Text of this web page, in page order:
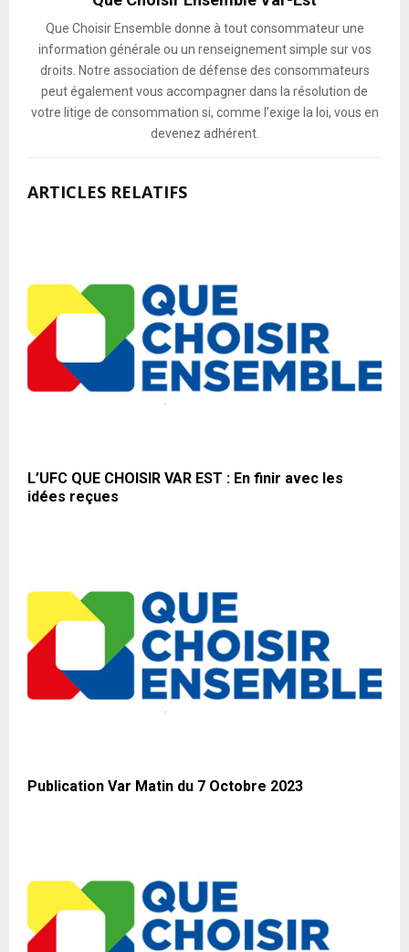
Que Choisir Ensemble donne à tout consommateur une
information générale ou un renseignement simple sur vos
droits. Notre association de défense des consommateurs
peut également vous accompagner dans la résolution de
votre litige de consommation si, comme l’exige la loi, vous en
devenez adhérent.
ARTICLES RELATIFS
L’UFC QUE CHOISIR VAR EST : En finir avec les
idées reçues
Publication Var Matin du 7 Octobre 2023